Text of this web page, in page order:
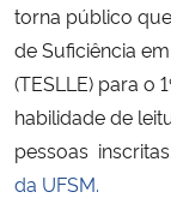
Ministério do Turismo
Ministério do
Controladoria-Geral da
torna público
de Suficiência
(TESLLE) para o
habilidade de
pessoas
da UFSM.